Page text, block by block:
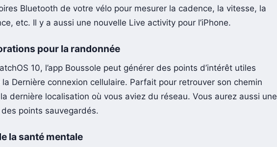
Bluetooth de votre vélo pour mesurer la cadence, la vitesse, la
etc. Il y a aussi une nouvelle Live activity pour l’iPhone.
pour la randonnée
10, l’app Boussole peut générer des points d’intérêt utiles
la Dernière connexion cellulaire. Parfait pour retrouver son chemin
la dernière localisation où vous aviez du réseau. Vous aurez aussi une
points sauvegardés.
la santé mentale